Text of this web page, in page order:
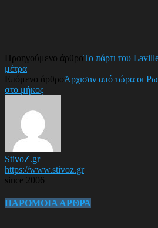
Προηγούμενο άρθροΤο πάρτι του
μέτρα
Επόμενο άρθροΆρχισαν από τώρα οι
στο μήκος
StivoZ.gr
https://www.stivoz.gr
since 2006
ΠΑΡΟΜΟΙΑ ΑΡΘΡΑ